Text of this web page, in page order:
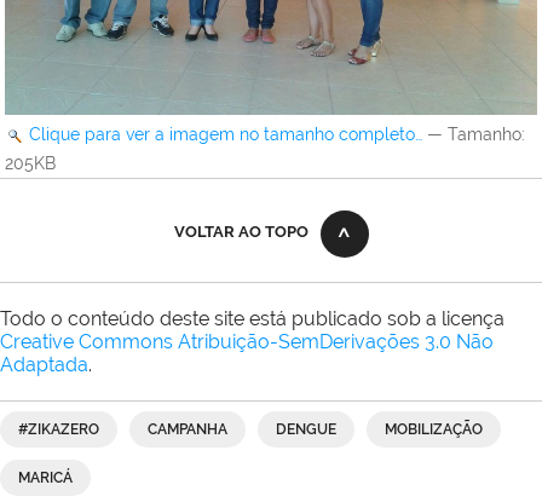
Clique para ver a imagem no tamanho completo… — Tamanho:
205KB
VOLTAR AO TOPO
Todo o conteúdo deste site está publicado sob a licença
Creative Commons Atribuição-SemDerivações 3.0 Não
Adaptada.
#ZIKAZERO CAMPANHA DENGUE MOBILIZAÇÃO
MARICÁ